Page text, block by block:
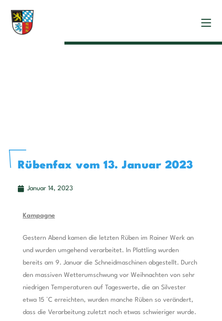
Rübenfax vom 13. Januar 2023
Januar 14, 2023
Kampagne
Gestern Abend kamen die letzten Rüben im Rainer Werk an
und wurden umgehend verarbeitet. In Plattling wurden
bereits am 9. Januar die Schneidmaschinen abgestellt. Durch
den massiven Wetterumschwung vor Weihnachten von sehr
niedrigen Temperaturen auf Tageswerte, die an Silvester
etwa 15 °C erreichten, wurden manche Rüben so verändert,
dass die Verarbeitung zuletzt noch etwas schwieriger wurde.